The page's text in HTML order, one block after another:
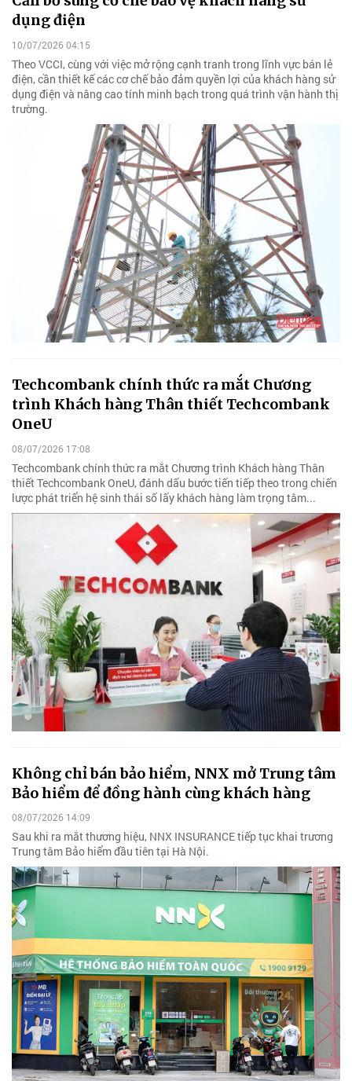
dụng điện
10/07/2026 04:15
Theo VCCI, cùng với việc mở rộng cạnh tranh trong lĩnh vực bán lẻ
điện, cần thiết kế các cơ chế bảo đảm quyền lợi của khách hàng sử
dụng điện và nâng cao tính minh bạch trong quá trình vận hành thị
trường.
Techcombank chính thức ra mắt Chương
trình Khách hàng Thân thiết Techcombank
OneU
08/07/2026 17:08
Techcombank chính thức ra mắt Chương trình Khách hàng Thân
thiết Techcombank OneU, đánh dấu bước tiến tiếp theo trong chiến
lược phát triển hệ sinh thái số lấy khách hàng làm trọng tâm...
Không chỉ bán bảo hiểm, NNX mở Trung tâm
Bảo hiểm để đồng hành cùng khách hàng
08/07/2026 14:09
Sau khi ra mắt thương hiệu, NNX INSURANCE tiếp tục khai trương
Trung tâm Bảo hiểm đầu tiên tại Hà Nội.